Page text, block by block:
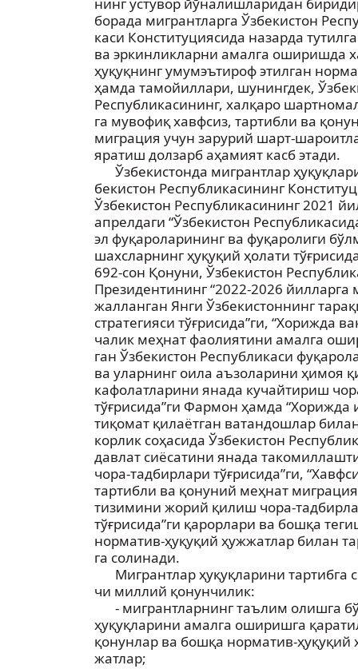
борада мигрантларга Ўзбекистон
каси Конституциясида назарда
ва эркинликларни амалга оширишда
ҳуқуқнинг умумэътироф этилган
ҳамда тамойиллари, шунингдек,
Республикасининг, халқаро
га мувофиқ хавфсиз, тартибли ва
миграция учун зарурий шарт-
яратиш долзарб аҳамият касб этади.
Ўзбекистонда мигрантлар
бекистон Республикасининг
Ўзбекистон Республикасининг 2021
апрелдаги “Ўзбекистон
эл фуқароларининг ва фуқаролиги
шахсларнинг ҳуқуқий ҳолати
692-сон Қонуни, Ўзбекистон
Президентининг “2022-2026 йилларга
жалланган Янги Ўзбекистоннинг
стратегияси тўғрисида”ги, “Хорижда
чалик меҳнат фаолиятини амалга
ган Ўзбекистон Республикаси
ва уларнинг оила аъзоларини ҳимоя
кафолатларини янада кучайтириш
тўғрисида”ги Фармон ҳамда “Хорижда
тиқомат қилаётган ватандошлар
корлик соҳасида Ўзбекистон
давлат сиёсатини янада
чора-тадбирлари тўғрисида”ги,
тартибли ва қонуний меҳнат
тизимини жорий қилиш чора-
тўғрисида”ги қарорлари ва бошқа
норматив-ҳуқуқий ҳужжатлар билан
га солинади.
Мигрантлар ҳуқуқларини тартибга
чи миллий қонунчилик:
- мигрантларнинг таълим олишга
ҳуқуқларини амалга оширишга
қонунлар ва бошқа норматив-ҳуқуқий
жатлар;